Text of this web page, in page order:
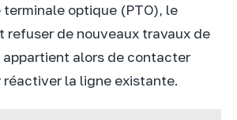
terminale optique (PTO), le
refuser de nouveaux travaux de
appartient alors de contacter
réactiver la ligne existante.